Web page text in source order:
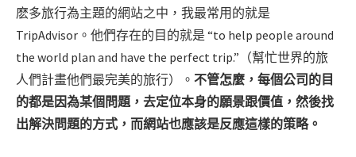
麽多旅行為主題的網站之中，我最常用的就是
TripAdvisor。他們存在的目的就是 “to help people around
the world plan and have the perfect trip.”（幫忙世界的旅
人們計畫他們最完美的旅行）。 不管怎麼，每個公司的目
的都是因為某個問題，去定位本身的願景跟價值，然後找
出解決問題的方式，而網站也應該是反應這樣的策略。